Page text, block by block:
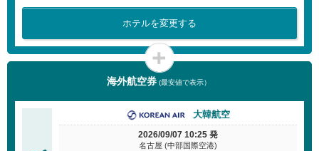
ホテルを変更する
海外航空券 (最安値で表示）
大韓航空
2026/09/07 10:25 発
名古屋 (中部国際空港)